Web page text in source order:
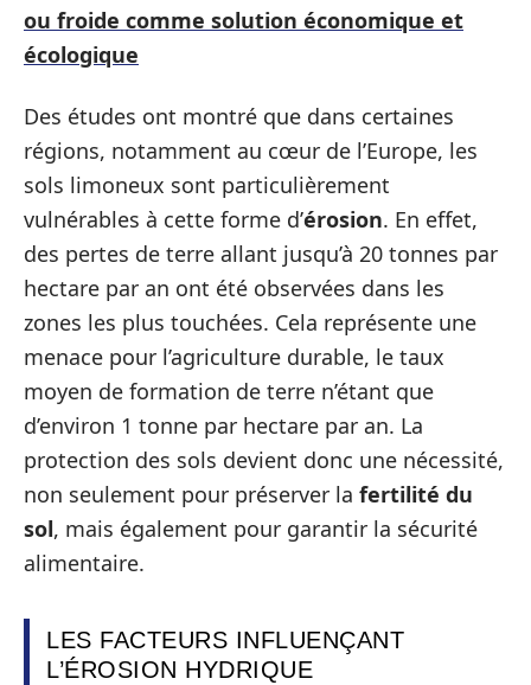
ou froide comme solution économique et
écologique
Des études ont montré que dans certaines
régions, notamment au cœur de l’Europe, les
sols limoneux sont particulièrement
vulnérables à cette forme d’érosion. En effet,
des pertes de terre allant jusqu’à 20 tonnes par
hectare par an ont été observées dans les
zones les plus touchées. Cela représente une
menace pour l’agriculture durable, le taux
moyen de formation de terre n’étant que
d’environ 1 tonne par hectare par an. La
protection des sols devient donc une nécessité,
non seulement pour préserver la fertilité du
sol, mais également pour garantir la sécurité
alimentaire.
LES FACTEURS INFLUENÇANT
L’ÉROSION HYDRIQUE